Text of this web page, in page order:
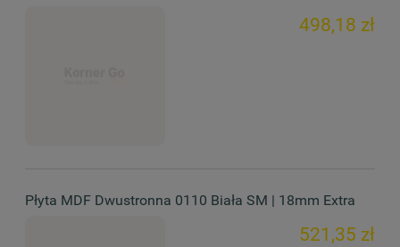
498,18 zł
Płyta MDF Dwustronna 0110 Biała SM | 18mm Extra
521,35 zł